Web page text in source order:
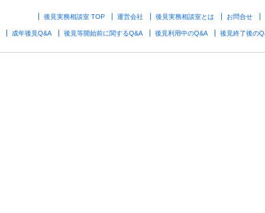
後見実務相談室 TOP 運営会社 後見実務相談室とは お問合せ
成年後見Q&A 後見等開始前に関するQ&A 後見利用中のQ&A 後見終了後の